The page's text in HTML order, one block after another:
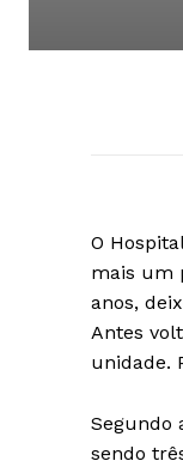
O
mais um
anos,
Antes
unidade.
Segundo
sendo